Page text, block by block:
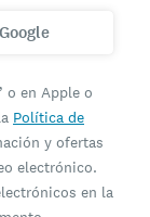
Google
o en Apple o
Política de
y ofertas
electrónico.
en la